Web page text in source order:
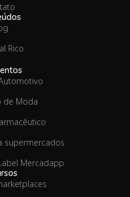
Rico
de Moda
supermercados
Mercadapp